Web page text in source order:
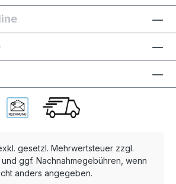
gesetzl. Mehrwertsteuer zzgl.
und ggf. Nachnahmegebühren, wenn
anders angegeben.